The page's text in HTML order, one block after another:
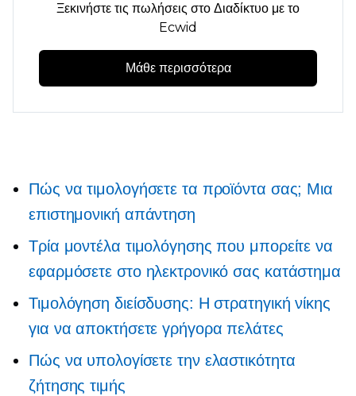
Ξεκινήστε τις πωλήσεις στο Διαδίκτυο με το
Ecwid
Μάθε περισσότερα
Πώς να τιμολογήσετε τα προϊόντα σας; Μια
επιστημονική απάντηση
Τρία μοντέλα τιμολόγησης που μπορείτε να
εφαρμόσετε στο ηλεκτρονικό σας κατάστημα
Τιμολόγηση διείσδυσης: Η στρατηγική νίκης
για να αποκτήσετε γρήγορα πελάτες
Πώς να υπολογίσετε την ελαστικότητα
ζήτησης τιμής